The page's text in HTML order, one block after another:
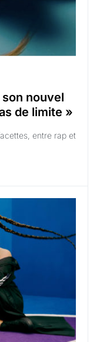
nouvel
de limite »
entre rap et